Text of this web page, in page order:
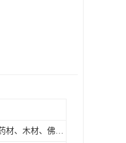
食品、农副产品、海产品、中药材、木材、佛香、茶叶、污泥等